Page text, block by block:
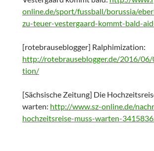
online.de/sport/fussball/borussia/
zu-teuer-vestergaard-kommt-bald-
[rotebrauseblogger] Ralphimization:
http://rotebrauseblogger.de/2016/
tion/
[Sächsische Zeitung] Die
warten: http://www.sz-online.de/
hochzeitsreise-muss-warten-